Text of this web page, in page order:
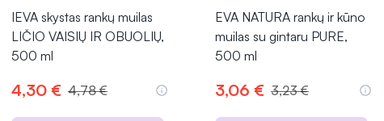
IEVA skystas rankų muilas
LIČIO VAISIŲ IR OBUOLIŲ,
500 ml
4,30 € 4,78 €
EVA NATURA rankų ir kūno
muilas su gintaru PURE,
500 ml
3,06 € 3,23 €